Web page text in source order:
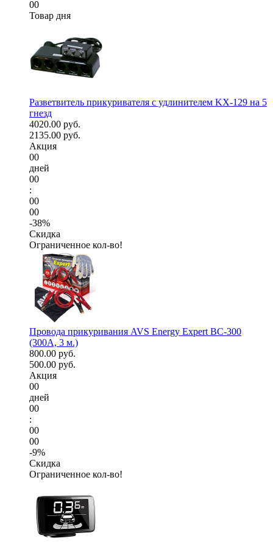
00
Товар дня
Разветвитель прикуривателя с удлинителем KX-129 на 5
гнезд
4020.00 руб.
2135.00 руб.
Акция
00
дней
00
:
00
00
-38%
Скидка
Ограниченное кол-во!
Провода прикуривания AVS Energy Expert BC-300
(300А, 3 м.)
800.00 руб.
500.00 руб.
Акция
00
дней
00
:
00
00
-9%
Скидка
Ограниченное кол-во!